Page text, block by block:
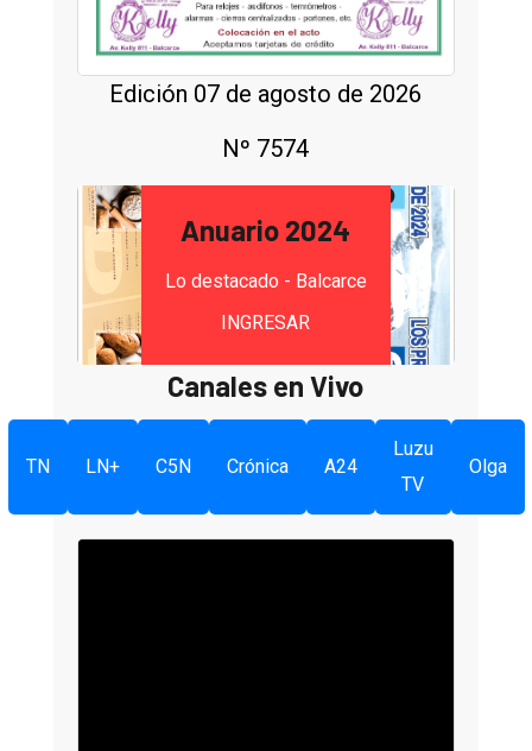
Edición 07 de agosto de 2026
Nº 7574
Anuario 2024
Lo destacado - Balcarce
INGRESAR
Canales en Vivo
TN LN+ C5N Crónica A24
Luzu
TV
Olga